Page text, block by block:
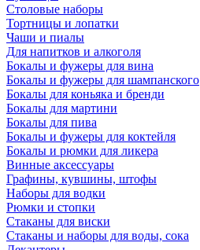
Столовые наборы
Тортницы и лопатки
Чаши и пиалы
Для напитков и алкоголя
Бокалы и фужеры для вина
Бокалы и фужеры для шампанского
Бокалы для коньяка и бренди
Бокалы для мартини
Бокалы для пива
Бокалы и фужеры для коктейля
Бокалы и рюмки для ликера
Винные аксессуары
Графины, кувшины, штофы
Наборы для водки
Рюмки и стопки
Стаканы для виски
Стаканы и наборы для воды, сока